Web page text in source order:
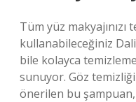
Tüm yüz makyajınızı
kullanabileceğiniz
bile kolayca
sunuyor. Göz
önerilen bu